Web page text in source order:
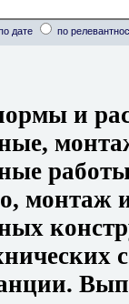
дате по
и
монтаж